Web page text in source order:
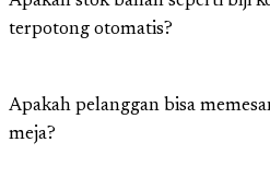
terpotong otomatis?
Apakah pelanggan bisa
meja?